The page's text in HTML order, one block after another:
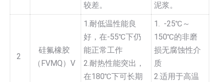
较差。
泥浆。
2
硅氟橡胶
（FVMQ）V
1.耐低温性能良
好，在-55℃下仍
能正常工作
2.耐热性能突出，
在180℃下可长期
1. -25℃～
150℃的非磨
损无腐蚀性介
质
2.适用于高温